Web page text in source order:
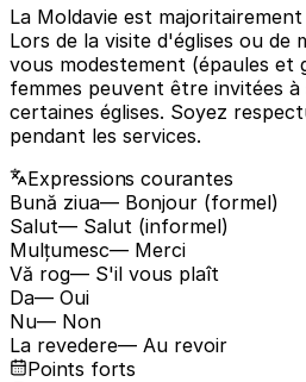
La Moldavie est
Lors de la visite d'églises ou de
vous modestement (épaules et
femmes peuvent être invitées
certaines églises. Soyez
pendant les services.
Expressions courantes
Bună ziua— Bonjour (formel)
Salut— Salut (informel)
Mulțumesc— Merci
Vă rog— S'il vous plaît
Da— Oui
Nu— Non
La revedere— Au revoir
Points forts